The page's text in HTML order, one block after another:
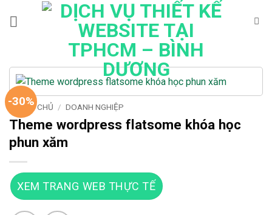
-30%
TRANG CHỦ / DOANH NGHIỆP
Theme wordpress flatsome khóa học
phun xăm
XEM TRANG WEB THỰC TẾ